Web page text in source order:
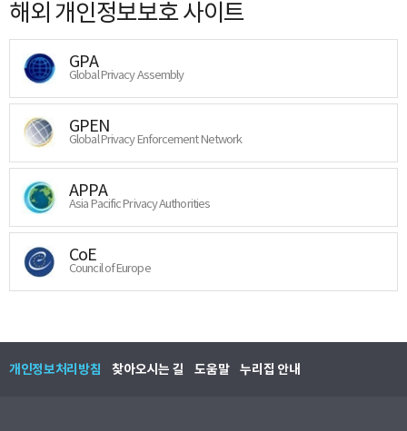
해외 개인정보보호 사이트
GPA
Global Privacy Assembly
GPEN
Global Privacy Enforcement Network
APPA
Asia Pacific Privacy Authorities
CoE
Council of Europe
개인정보처리방침 찾아오시는 길 도움말 누리집 안내